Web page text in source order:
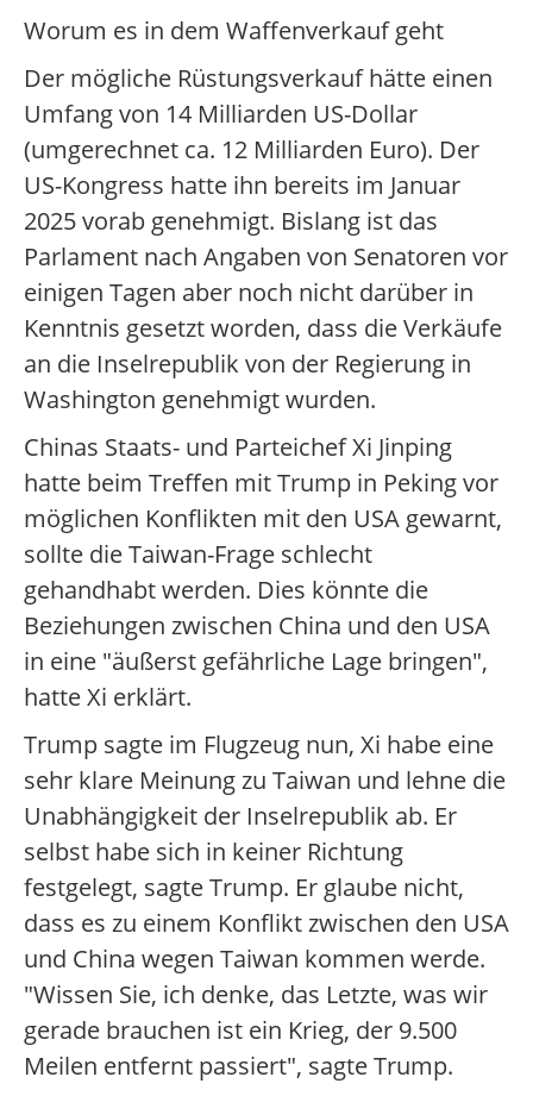
Worum es in dem Waffenverkauf geht
Der mögliche Rüstungsverkauf hätte einen
Umfang von 14 Milliarden US-Dollar
(umgerechnet ca. 12 Milliarden Euro). Der
US-Kongress hatte ihn bereits im Januar
2025 vorab genehmigt. Bislang ist das
Parlament nach Angaben von Senatoren vor
einigen Tagen aber noch nicht darüber in
Kenntnis gesetzt worden, dass die Verkäufe
an die Inselrepublik von der Regierung in
Washington genehmigt wurden.
Chinas Staats- und Parteichef Xi Jinping
hatte beim Treffen mit Trump in Peking vor
möglichen Konflikten mit den USA gewarnt,
sollte die Taiwan-Frage schlecht
gehandhabt werden. Dies könnte die
Beziehungen zwischen China und den USA
in eine "äußerst gefährliche Lage bringen",
hatte Xi erklärt.
Trump sagte im Flugzeug nun, Xi habe eine
sehr klare Meinung zu Taiwan und lehne die
Unabhängigkeit der Inselrepublik ab. Er
selbst habe sich in keiner Richtung
festgelegt, sagte Trump. Er glaube nicht,
dass es zu einem Konflikt zwischen den USA
und China wegen Taiwan kommen werde.
"Wissen Sie, ich denke, das Letzte, was wir
gerade brauchen ist ein Krieg, der 9.500
Meilen entfernt passiert", sagte Trump.